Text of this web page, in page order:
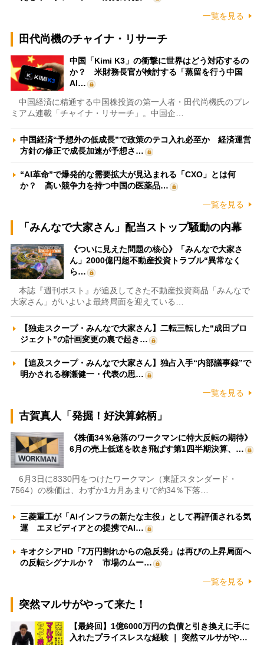
一覧を見る
田代尚機のチャイナ・リサーチ
中国「Kimi K3」の衝撃に世界はどう対応するの
か？ 米財務長官が検討する「蒸留を行う中国
AI…
中国経済に精通する中国株投資の第一人者・田代尚機氏のプレ
ミアム連載「チャイナ・リサーチ」。中国企…
中国経済“予想外の低成長”で政策のテコ入れ必至か 経済運営
方針の修正で成長加速が予想さ…
“AI革命”で爆発的な需要拡大が見込まれる「CXO」とは何
か？ 高い競争力を持つ中国の医薬品…
一覧を見る
「みんなで大家さん」配当ストップ騒動の内幕
《ついに見えた問題の核心》「みんなで大家さ
ん」2000億円超不動産投資トラブル“異常なく
ら…
本誌『週刊ポスト』が追及してきた不動産投資商品「みんなで
大家さん」がいよいよ最終局面を迎えている…
【独走スクープ・みんなで大家さん】二転三転した“成田プロ
ジェクト”の計画変更の裏で起き…
【追及スクープ・みんなで大家さん】独占入手“内部議事録”で
明かされる柳瀬健一・代表の思…
一覧を見る
古賀真人「発掘！好決算銘柄」
《株価34％急落のワークマンに特大反転の期待》
6月の売上低迷を吹き飛ばす第1四半期決算、…
6月3日に8330円をつけたワークマン（東証スタンダード・
7564）の株価は、わずか1カ月あまりで約34％下落…
三菱重工が「AIインフラの新たな主役」として再評価される気
運 エヌビディアとの提携でAI…
キオクシアHD「7万円割れからの急反発」は再びの上昇局面へ
の反転シグナルか？ 市場のムー…
一覧を見る
突然マルサがやって来た！
【最終回】1億6000万円の負債と引き換えに手に
入れたプライスレスな経験 ｜ 突然マルサがや…